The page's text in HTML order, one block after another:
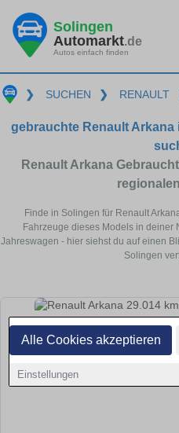
Alle Cookies akzeptieren
Einstellungen
Solingen
Automarkt.de
Autos einfach finden
❯ SUCHEN ❯ RENAULT
gebrauchte Renault
Renault Arkana
Finde in Solingen für Renault
Fahrzeuge dieses Models in deiner
Jahreswagen - hier siehst du auf einen
Solingen